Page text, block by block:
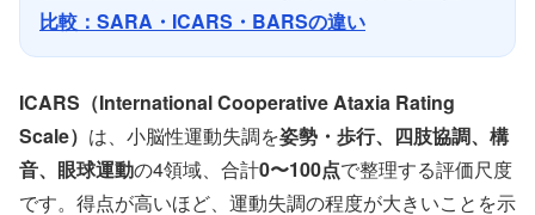
比較：SARA・ICARS・BARSの違い
ICARS（International Cooperative Ataxia Rating
Scale） は、小脳性運動失調を姿勢・歩行、四肢協調、構
音、眼球運動の4領域、合計0〜100点で整理する評価尺度
です。得点が高いほど、運動失調の程度が大きいことを示